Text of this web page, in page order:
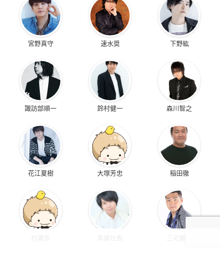
宮野真守 速水奨 下野紘
諏訪部順一 鈴村健一 森川智之
花江夏樹 大塚芳忠 稲田徹